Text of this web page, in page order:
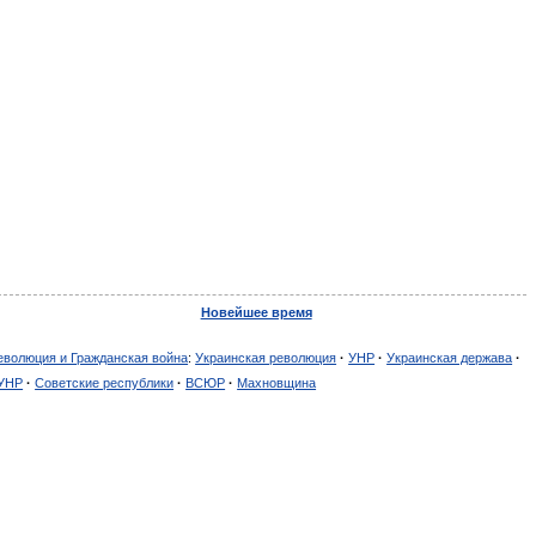
Новейшее время
и Гражданская война:Украинская революция · УНР · Украинская держава ·
· Советские республики · ВСЮР · Махновщина